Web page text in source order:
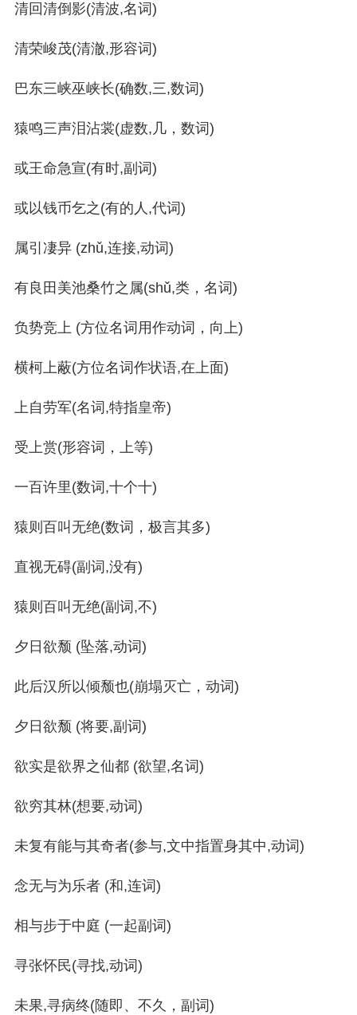
清回清倒影(清波,名词)
清荣峻茂(清澈,形容词)
巴东三峡巫峡长(确数,三,数词)
猿鸣三声泪沾裳(虚数,几，数词)
或王命急宣(有时,副词)
或以钱币乞之(有的人,代词)
属引凄异 (zhǔ,连接,动词)
有良田美池桑竹之属(shǔ,类，名词)
负势竞上 (方位名词用作动词，向上)
横柯上蔽(方位名词作状语,在上面)
上自劳军(名词,特指皇帝)
受上赏(形容词，上等)
一百许里(数词,十个十)
猿则百叫无绝(数词，极言其多)
直视无碍(副词,没有)
猿则百叫无绝(副词,不)
夕日欲颓 (坠落,动词)
此后汉所以倾颓也(崩塌灭亡，动词)
夕日欲颓 (将要,副词)
欲实是欲界之仙都 (欲望,名词)
欲穷其林(想要,动词)
未复有能与其奇者(参与,文中指置身其中,动词)
念无与为乐者 (和,连词)
相与步于中庭 (一起副词)
寻张怀民(寻找,动词)
未果,寻病终(随即、不久，副词)